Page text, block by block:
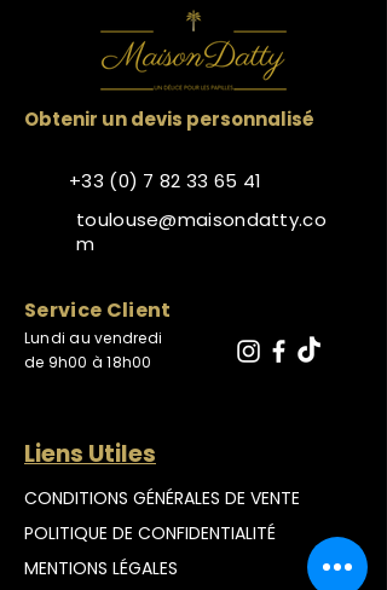
Obtenir un devis personnalisé
+33 (0) 7 82 33 65 41
toulouse@maisondatty.co
m
​Service Client
Lundi au vendredi
de 9h00 à 18h00
Liens Utiles
CONDITIONS GÉNÉRALES DE VENTE
POLITIQUE DE CONFIDENTIALITÉ
MENTIONS LÉGALES